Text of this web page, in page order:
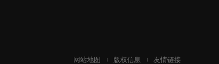
网站地图 版权信息
友情链接